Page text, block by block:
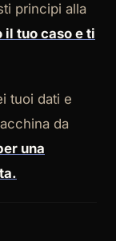
principi alla
tuo caso e ti
tuoi dati e
da
una